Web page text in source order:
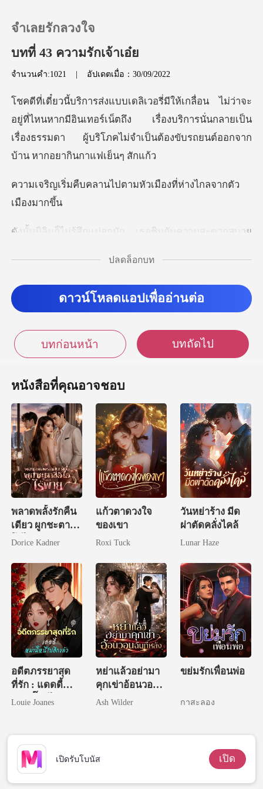
เติมเงิน
ประวัติการอ่าน
ออกจากระบบ
ดาวน์โหลดแอป
จำเลยรักลวงใจ
บทที่ 43 ความรักเจ้าเอ๋ย
จำนวนคำ:1021 | อัปเดตเมื่อ：30/09/2022
ี่ไหนหากมีอินเทอร์เน็ตถึง เรื่องบริการนั่นกลายเป็น
เรื่องธรรมดา ผู
นไปตามหัวเมืองที่ห่า
เธอชินกับความสะดวกสบาย
ปลดล็อกบท
ดาวน์โหลดแอปเพื่ออ่านต่อ
บทก่อนหน้า บทถัดไป
หนังสือที่คุณอาจชอบ
พลาดพลั้งรักคืน
เดียว ผูกชะตาซีอี
โอไร้พ่าย
Dorice Kadner
แก้วตาดวงใจ
ของเขา
Roxi Tuck
วันหย่าร้าง มีด
ผ่าตัดคลั่งไคล้
Lunar Haze
อดีตภรรยาสุด
ที่รัก : แดดดี้
หม่ามี๊หนีไปอีก
Louie Joanes
หย่าแล้วอย่ามา
คุกเข่าอ้อนวอน
ฉันทีหลัง
Ash Wilder
ขย่มรักเพื่อนพ่อ
กาสะลอง
เปิดรับโบนัส เปิด